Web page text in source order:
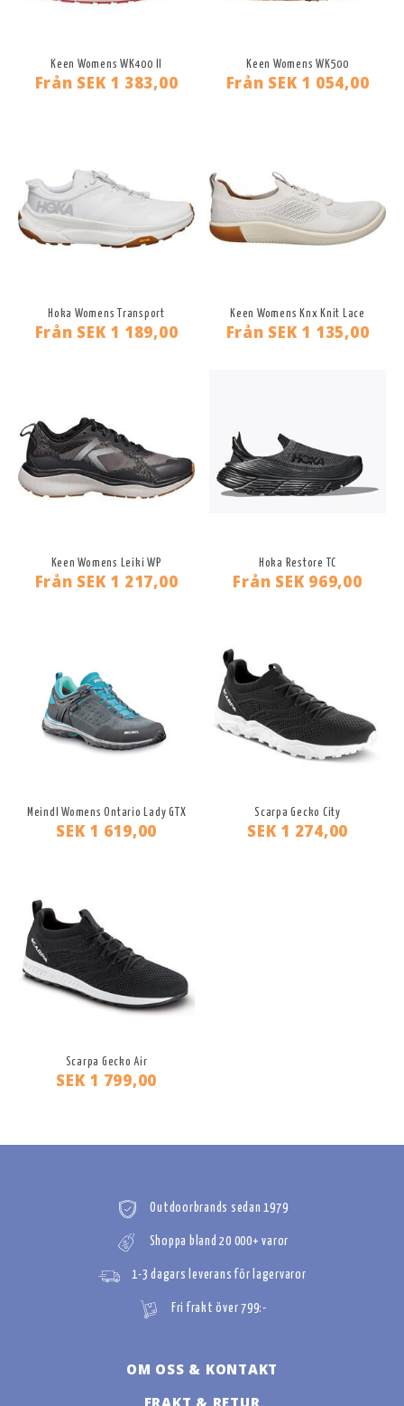
Keen Womens WK400 II
Från SEK 1 383,00
Keen Womens WK500
Från SEK 1 054,00
Hoka Womens Transport
Från SEK 1 189,00
Keen Womens Knx Knit Lace
Från SEK 1 135,00
Keen Womens Leiki WP
Från SEK 1 217,00
Hoka Restore TC
Från SEK 969,00
Meindl Womens Ontario Lady GTX
SEK 1 619,00
Scarpa Gecko City
SEK 1 274,00
Scarpa Gecko Air
SEK 1 799,00
Outdoorbrands sedan 1979
Shoppa bland 20 000+ varor
1-3 dagars leverans för lagervaror
Fri frakt över 799:-
OM OSS & KONTAKT